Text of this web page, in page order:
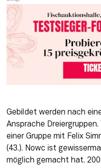
Gebildet werden nach
Ansprache
einer Gruppe mit Felix
(43.). Nowc ist
möglich gemacht hat.